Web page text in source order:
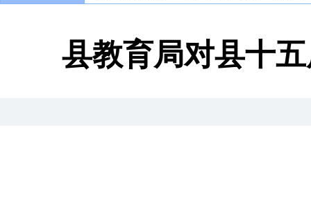
县教育局对县十